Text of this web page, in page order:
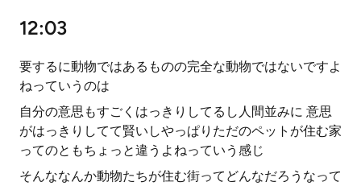
12:03
要するに動物ではあるものの完全な動物ではないですよ
ねっていうのは
自分の意思もすごくはっきりしてるし人間並みに 意思
がはっきりしてて賢いしやっぱりただのペットが住む家
ってのともちょっと違うよねっていう感じ
そんななんか動物たちが住む街ってどんなだろうなって